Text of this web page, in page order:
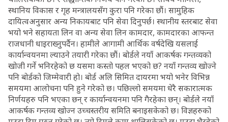
स्थानिय विकास र गृह मन्त्रालयसँग कुरा पनि गरेका छौं। सामुहिक
दायित्वअनुसार अन्य निकायबाट पनि सेवा दिनुपर्छ। स्थानीय स्तरबाट सेवा
भयो भने सहायता लिन वा अन्य सेवा लिन कामदार, कामदारका आफन्त
राजधानी धाइराख्नुपर्दैन। हामीले आगामी आर्थिक वर्षदेखि यसलाई
कार्यान्वयनमा ल्याउने तयारी गरेका छौं। बोर्डले नयाँ आकर्षक गन्तव्यको
खोजी गर्ने भनिरहेको छ यसमा कस्तो पहल भएको छ? नयाँ गन्तव्य खोज्ने
पनि बोर्डको जिम्मेवारी हो। बोर्ड अलि सिमित दायरमा भयो भनेर विभिन्न
समयमा आलोचना पनि हुने गरेको छ। पछिल्लो समयमा धेरै सकारात्मक
निर्णयहरु पनि भएका छन् र कार्यान्वयनमा पनि गैरहेका छन्। बोर्डले नयाँ
आकर्षक गन्तव्य खोज्न उच्चस्तरीय समिति बनाइसकेको छ। विज्ञहरुको